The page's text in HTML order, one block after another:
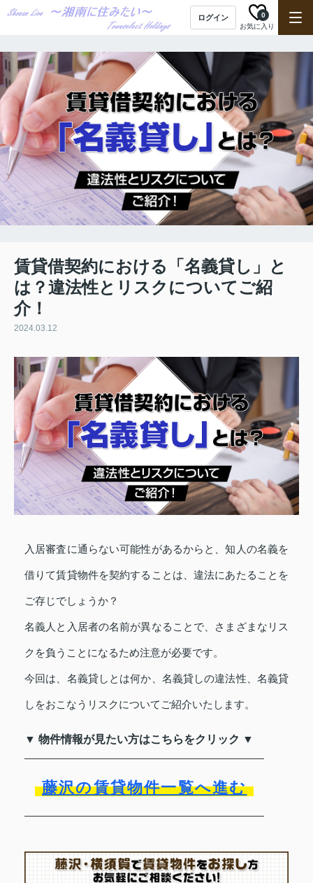
ログイン
お気に入り
0
賃貸借契約における「名義貸し」と
は？違法性とリスクについてご紹
介！
2024.03.12
入居審査に通らない可能性があるからと、知人の名義を
借りて賃貸物件を契約することは、違法にあたることを
ご存じでしょうか？
名義人と入居者の名前が異なることで、さまざまなリス
クを負うことになるため注意が必要です。
今回は、名義貸しとは何か、名義貸しの違法性、名義貸
しをおこなうリスクについてご紹介いたします。
▼ 物件情報が見たい方はこちらをクリック ▼
藤沢の賃貸物件一覧へ進む